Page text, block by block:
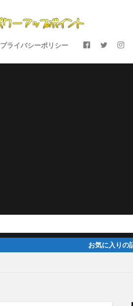
プライバシーポリシー
お気に入りの記事があれば、